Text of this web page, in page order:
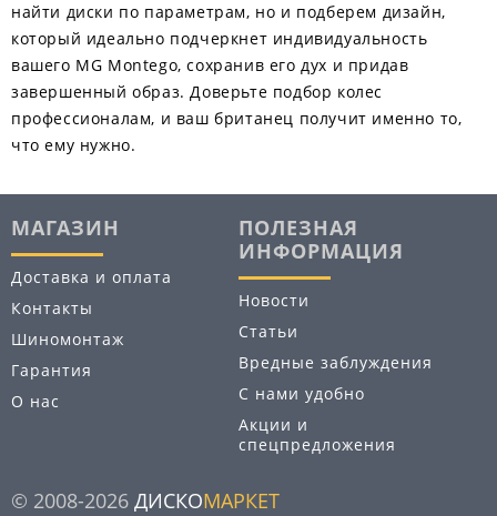
найти диски по параметрам, но и подберем дизайн,
который идеально подчеркнет индивидуальность
вашего MG Montego, сохранив его дух и придав
завершенный образ. Доверьте подбор колес
профессионалам, и ваш британец получит именно то,
что ему нужно.
МАГАЗИН
Доставка и оплата
Контакты
Шиномонтаж
Гарантия
О нас
ПОЛЕЗНАЯ
ИНФОРМАЦИЯ
Новости
Статьи
Вредные заблуждения
С нами удобно
Акции и
спецпредложения
© 2008-2026 ДИСКОМАРКЕТ